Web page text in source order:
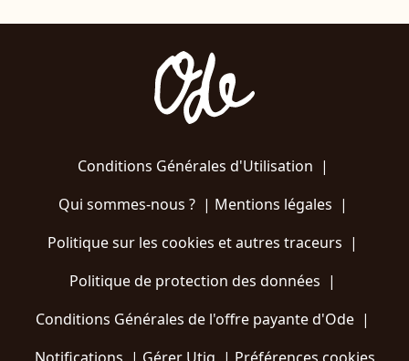
Conditions Générales d'Utilisation |
Qui sommes-nous ?| Mentions légales |
Politique sur les cookies et autres traceurs |
Politique de protection des données |
Conditions Générales de l'offre payante d'Ode |